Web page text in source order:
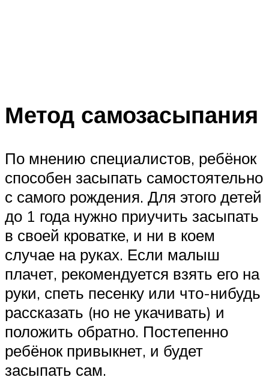
Метод самозасыпания
По мнению специалистов, ребёнок
способен засыпать самостоятельно
с самого рождения. Для этого детей
до 1 года нужно приучить засыпать
в своей кроватке, и ни в коем
случае на руках. Если малыш
плачет, рекомендуется взять его на
руки, спеть песенку или что-нибудь
рассказать (но не укачивать) и
положить обратно. Постепенно
ребёнок привыкнет, и будет
засыпать сам.